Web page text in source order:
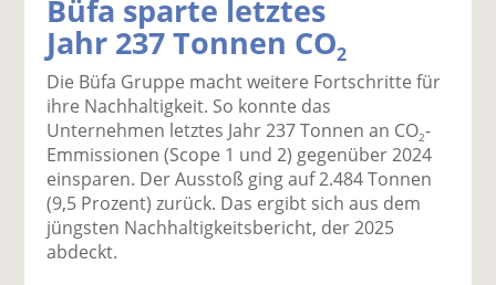
k
el
a
F
ac
e
b
o
el
t
tt
er
n
el
a
uf
Li
n
k
e
di
el
p
er
E
m
ai
l
el
D
ck
e
n
Büfa sparte letztes
Jahr 237 Tonnen CO2
Die Büfa Gruppe macht weitere Fortschritte für
ihre Nachhaltigkeit. So konnte das
Unternehmen letztes Jahr 237 Tonnen an CO2-
Emmissionen (Scope 1 und 2) gegenüber 2024
einsparen. Der Ausstoß ging auf 2.484 Tonnen
(9,5 Prozent) zurück. Das ergibt sich aus dem
jüngsten Nachhaltigkeitsbericht, der 2025
abdeckt.